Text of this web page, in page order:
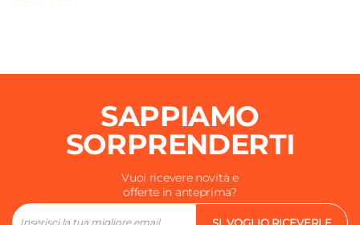
SAPPIAMO
SORPRENDERTI
Vuoi ricevere novità e
offerte in anteprima?
SI, VOGLIO RICEVERLE